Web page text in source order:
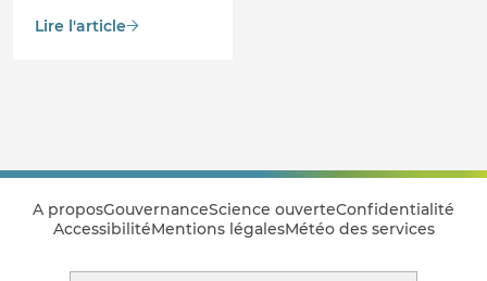
Lire l'article
A proposGouvernanceScience ouverteConfidentialité
AccessibilitéMentions légalesMétéo des services